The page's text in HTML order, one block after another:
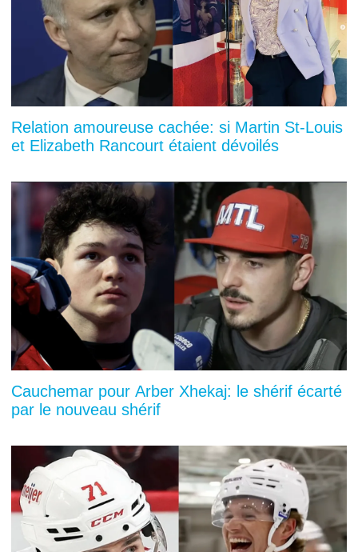
Relation amoureuse cachée: si Martin St-Louis
et Elizabeth Rancourt étaient dévoilés
Cauchemar pour Arber Xhekaj: le shérif écarté
par le nouveau shérif